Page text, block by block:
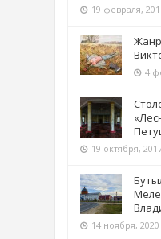
19 февраля,
4
19 октября,
14 ноября, 2020